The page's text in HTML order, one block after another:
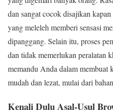
dan sangat cocok disajikan kapan
yang meleleh memberi sensasi
dipanggang. Selain itu, proses
dan tidak memerlukan peralatan
memandu Anda dalam membuat
mudah dan lezat, mulai dari
Kenali Dulu Asal-Usul